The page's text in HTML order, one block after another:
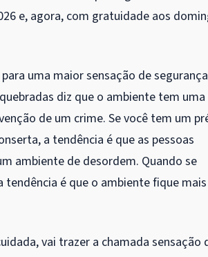
e, agora, com gratuidade aos
uma maior sensação de
diz que o ambiente tem uma
de um crime. Se você tem um
a tendência é que as pessoas
ambiente de desordem. Quando se
tendência é que o ambiente fique mais
vai trazer a chamada sensação